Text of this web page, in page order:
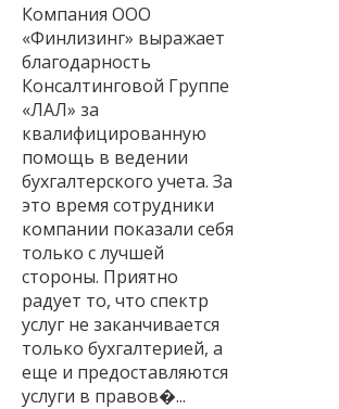
Компания ООО
«Финлизинг» выражает
благодарность
Консалтинговой Группе
«ЛАЛ» за
квалифицированную
помощь в ведении
бухгалтерского учета. За
это время сотрудники
компании показали себя
только с лучшей
стороны. Приятно
радует то, что спектр
услуг не заканчивается
только бухгалтерией, а
еще и предоставляются
услуги в правов�...